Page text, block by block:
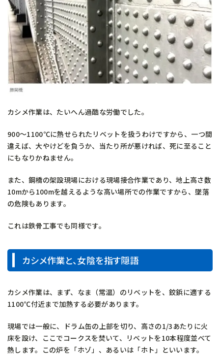
カシメ作業は、たいへん過酷な労働でした。
900～1100℃に熱せられたリベットを扱うわけですから、一つ間
違えば、大やけどを負うか、当たり所が悪ければ、死に至ること
にもなりかねません。
また、鋼橋の架設現場における現場接合作業であり、地上高さ数
10mから100mを越えるような高い場所での作業ですから、墜落
の危険もあります。
これは鉄骨工事でも同様です。
カシメ作業と、女陰を指す隠語
カシメ作業は、まず、なま（常温）のリベットを、鉸鋲に適する
1100℃付近まで加熱する必要があります。
現場では一般に、ドラム缶の上部を切り、高さの1/3あたりに火
床を設け、ここでコークスを焚いて、リベットを10本程度並べて
熱します。この炉を「ホゾ」、あるいは「ホト」といいます。